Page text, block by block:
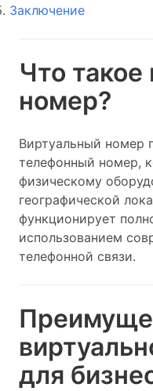
Заключение
Что
номер?
Виртуальный номер
телефонный номер,
физическому
географической
функционирует
использованием
телефонной связи.
для